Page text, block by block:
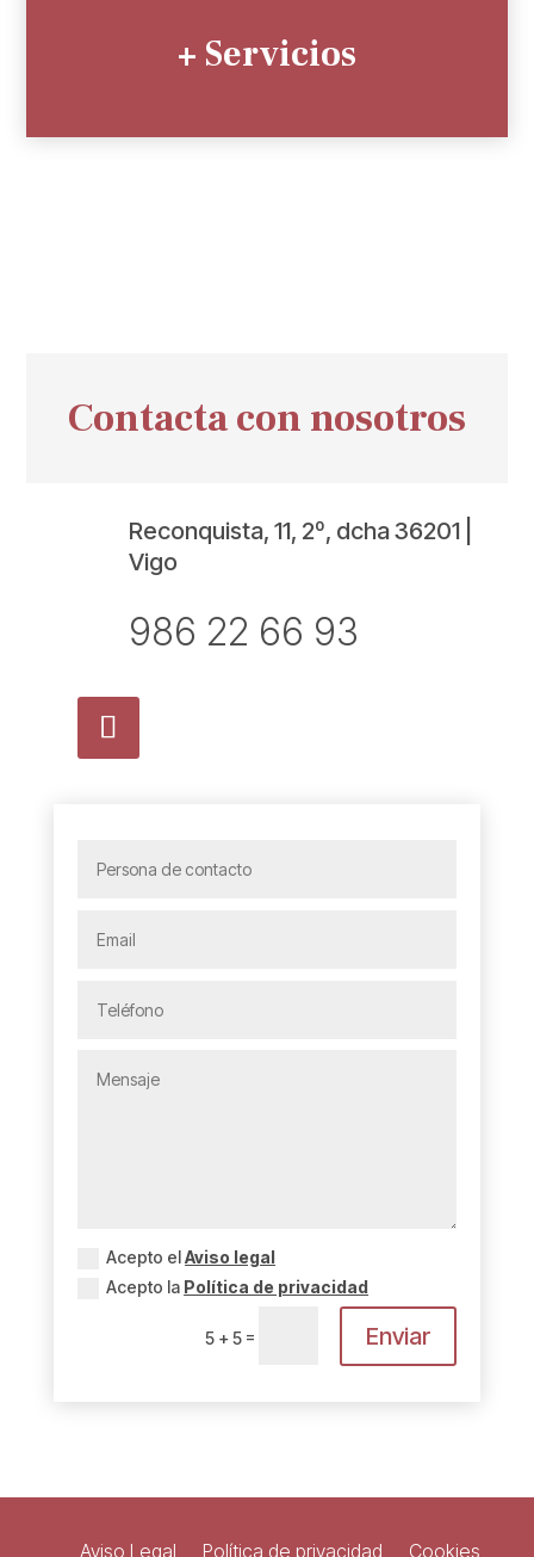
+ Servicios
Contacta con nosotros
Reconquista, 11, 2º, dcha 36201 |
Vigo
986 22 66 93
Acepto elAviso legal
Acepto la Política de privacidad
5 + 5 = Enviar
Aviso Legal Política de privacidad Cookies